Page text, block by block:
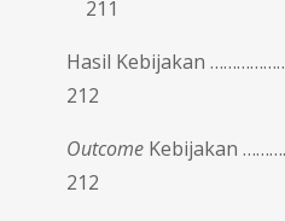
211
Hasil Kebijakan
212
Outcome Kebijakan
212